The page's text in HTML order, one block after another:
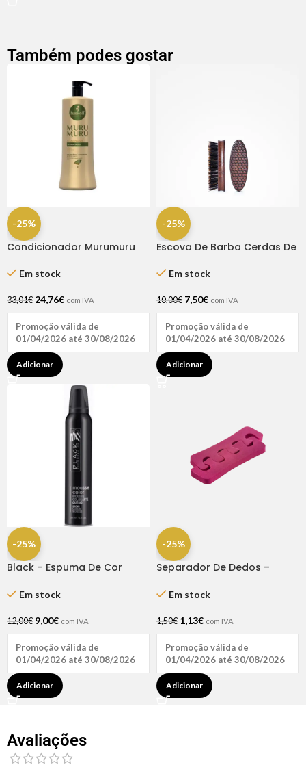
Também podes gostar
-25%
Condicionador Murumuru
Em stock
33,01€ 24,76€ com IVA
Promoção válida de
01/04/2026 até 30/08/2026
Adicionar
-25%
Escova De Barba Cerdas De
Em stock
10,00€ 7,50€ com IVA
Promoção válida de
01/04/2026 até 30/08/2026
Adicionar
-25%
Black – Espuma De Cor
Em stock
12,00€ 9,00€ com IVA
Promoção válida de
01/04/2026 até 30/08/2026
Adicionar
-25%
Separador De Dedos –
Em stock
1,50€ 1,13€ com IVA
Promoção válida de
01/04/2026 até 30/08/2026
Adicionar
Avaliações